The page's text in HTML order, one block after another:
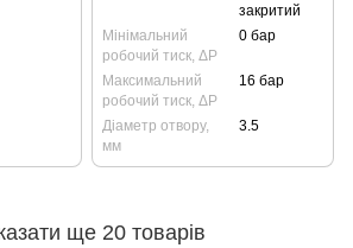
закритий
Мінімальний
робочий тиск, ΔP
0 бар
Максимальний
робочий тиск, ΔP
16 бар
Діаметр отвору,
мм
3.5
ще 20 товарів